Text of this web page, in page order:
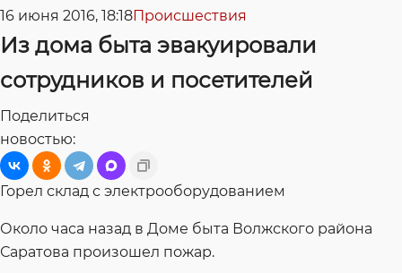
16 июня 2016, 18:18Происшествия
Из дома быта эвакуировали
сотрудников и посетителей
Поделиться
новостью:
Горел склад с электрооборудованием
Около часа назад в Доме быта Волжского района
Саратова произошел пожар.